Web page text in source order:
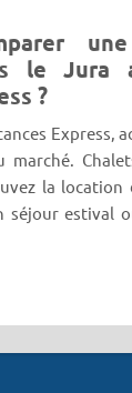
le Jura
?
Express,
marché.
la location
séjour estival